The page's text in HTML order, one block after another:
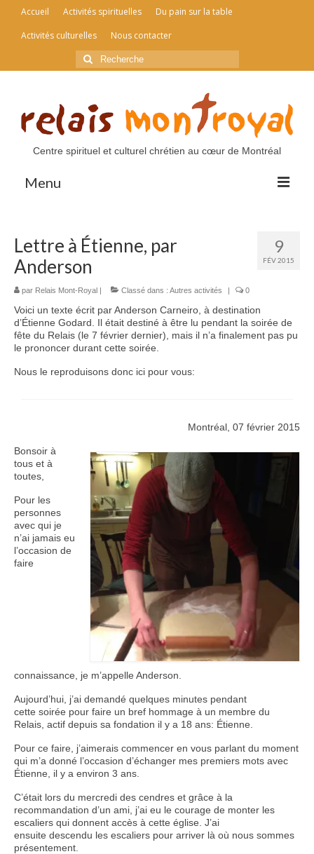
Accueil Activités spirituelles
Du pain sur la table
Activités culturelles
Nous contacter
Rechercher
:
Centre spirituel et culturel chrétien au cœur de Montréal
Menu
Activités spirituelles
Activités culturelles
Nous contacter
9
FÉV 2015
Lettre à Étienne, par
Anderson
par Relais Mont-Royal | Classé dans : Autres activités | 0
Voici un texte écrit par Anderson Carneiro, à destination
d’Étienne Godard. Il était destiné à être lu pendant la soirée de
fête du Relais (le 7 février dernier), mais il n’a finalement pas pu
le prononcer durant cette soirée.
Nous le reproduisons donc ici pour vous:
Montréal, 07 février 2015
Bonsoir à
tous et à
toutes,
Pour les
personnes
avec qui je
n’ai jamais eu
l’occasion de
faire
connaissance, je m’appelle Anderson.
Aujourd’hui, j’ai demandé quelques minutes pendant
cette soirée pour faire un bref hommage à un membre du
Relais, actif depuis sa fondation il y a 18 ans: Étienne.
Pour ce faire, j’aimerais commencer en vous parlant du moment
qui m’a donné l’occasion d’échanger mes premiers mots avec
Étienne, il y a environ 3 ans.
C’était lors du mercredi des cendres et grâce à la
recommandation d’un ami, j’ai eu le courage de monter les
escaliers qui donnent accès à cette église. J’ai
ensuite descendu les escaliers pour arriver là où nous sommes
présentement.